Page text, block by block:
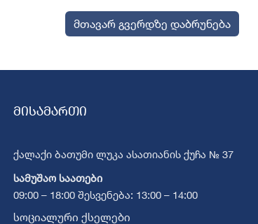
მთავარ გვერდზე დაბრუნება
მისამართი
ქალაქი ბათუმი ლუკა ასათიანის ქუჩა № 37
სამუშაო საათები
09:00 – 18:00 შესვენება: 13:00 – 14:00
სოციალური ქსელები